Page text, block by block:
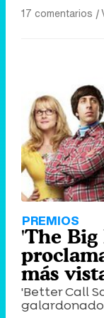
17 comentarios |
PREMIOS
'The Big
más
'Better Call